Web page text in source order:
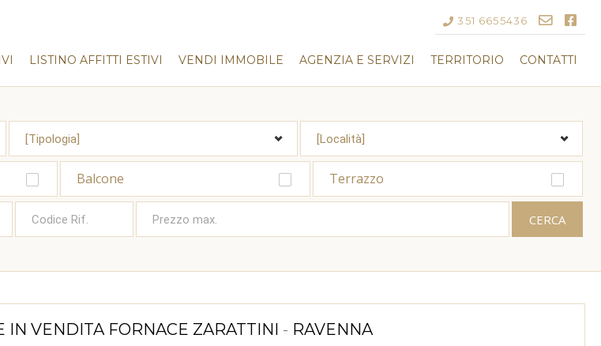
351 6655436
LISTINO AFFITTI ESTIVI VENDI IMMOBILE AGENZIA E SERVIZI TERRITORIO CONTATTI
Balcone Terrazzo
IN VENDITA FORNACE ZARATTINI - RAVENNA